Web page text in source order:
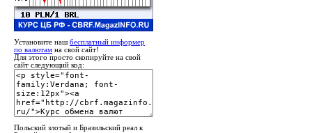
Установите наш бесплатный информер
по валютам на свой сайт!
Для этого просто скопируйте на свой
сайт следующий код:
Польский злотый и Бразильский реал к